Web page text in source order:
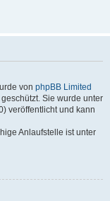
von phpBB Limited
Sie wurde unter
veröffentlicht und kann
Anlaufstelle ist unter